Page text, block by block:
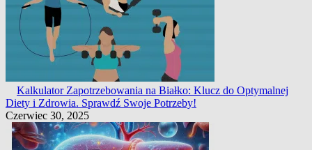
Kalkulator Zapotrzebowania na Białko: Klucz do Optymalnej
Diety i Zdrowia. Sprawdź Swoje Potrzeby!
Czerwiec 30, 2025